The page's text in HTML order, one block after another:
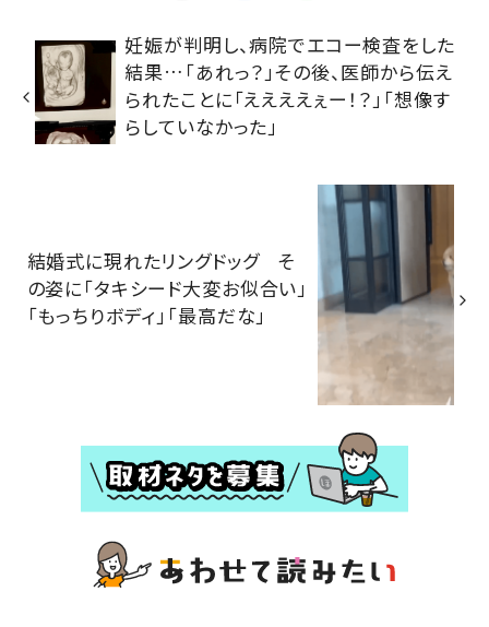
妊娠が判明し、病院でエコー検査をした
結果…「あれっ？」その後、医師から伝え
られたことに「ええええぇー！？」「想像す
らしていなかった」
結婚式に現れたリングドッグ そ
の姿に「タキシード大変お似合い」
「もっちりボディ」「最高だな」